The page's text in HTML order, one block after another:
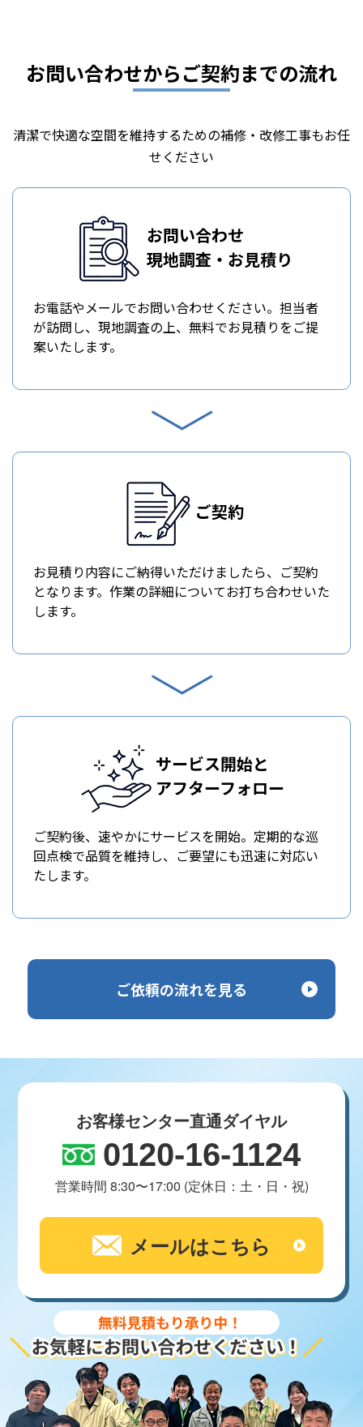
お問い合わせからご契約までの流れ
清潔で快適な空間を維持するための補修・改修工事もお任
せください
お問い合わせ
現地調査・お見積り
お電話やメールでお問い合わせください。担当者
が訪問し、現地調査の上、無料でお見積りをご提
案いたします。
ご契約
お見積り内容にご納得いただけましたら、ご契約
となります。作業の詳細についてお打ち合わせいた
します。
サービス開始と
アフターフォロー
ご契約後、速やかにサービスを開始。定期的な巡
回点検で品質を維持し、ご要望にも迅速に対応い
たします。
ご依頼の流れを見る
お客様センター直通ダイヤル
0120-16-1124
営業時間 8:30〜17:00 (定休日：土・日・祝)
メールはこちら